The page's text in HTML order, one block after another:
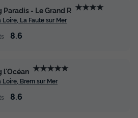
Paradis - Le Grand R ★★★★
Loire, La Faute sur Mer
8.6
l'Océan ★★★★★
Loire, Brem sur Mer
8.6